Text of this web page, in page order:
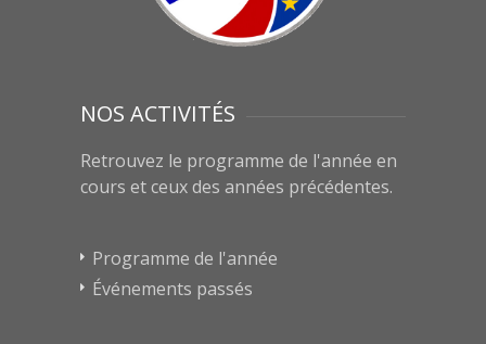
NOS ACTIVITÉS
Retrouvez le programme de l'année en
cours et ceux des années précédentes.
Programme de l'année
Événements passés